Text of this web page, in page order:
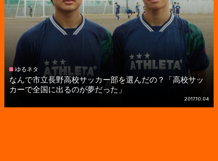
ゆるネタ
なんで市立長野高校サッカー部を選んだの？「高校サッ
カーで全国に出るのが夢だった」
2017.10.04